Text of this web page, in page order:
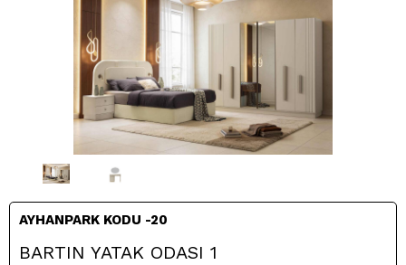
AYHANPARK KODU -20
BARTIN YATAK ODASI 1